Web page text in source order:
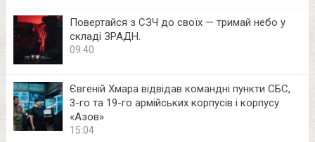
Повертайся з СЗЧ до своїх — тримай небо у
складі ЗРАДН.
09:40
Євгеній Хмара відвідав командні пункти СБС,
3-го та 19-го армійських корпусів і корпусу
«Азов»
15:04